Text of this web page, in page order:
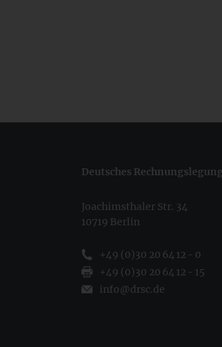
Deutsches
Joachimsthaler Str. 34
10719 Berlin
+49 (0)30 20 64 12 - 0
+49 (0)30 20 64 12 - 15
info@drsc.de